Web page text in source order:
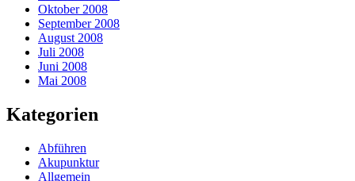
Oktober 2008
September 2008
August 2008
Juli 2008
Juni 2008
Mai 2008
Kategorien
Abführen
Akupunktur
Allgemein